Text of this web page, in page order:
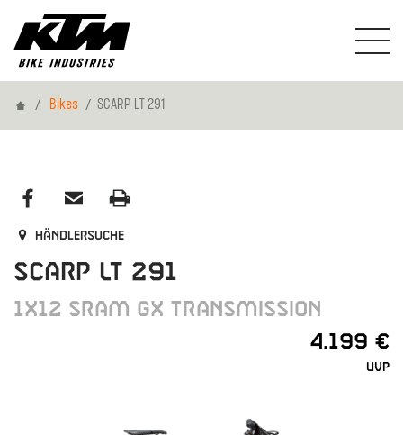
HomeBikes SCARP LT 291
Händlersuche
SCARP LT 291
1X12 SRAM GX TRANSMISSION
4.199 €
UVP